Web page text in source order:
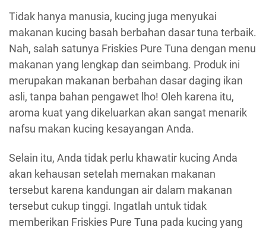
Tidak hanya manusia, kucing juga menyukai
makanan kucing basah berbahan dasar tuna terbaik.
Nah, salah satunya Friskies Pure Tuna dengan menu
makanan yang lengkap dan seimbang. Produk ini
merupakan makanan berbahan dasar daging ikan
asli, tanpa bahan pengawet lho! Oleh karena itu,
aroma kuat yang dikeluarkan akan sangat menarik
nafsu makan kucing kesayangan Anda.
Selain itu, Anda tidak perlu khawatir kucing Anda
akan kehausan setelah memakan makanan
tersebut karena kandungan air dalam makanan
tersebut cukup tinggi. Ingatlah untuk tidak
memberikan Friskies Pure Tuna pada kucing yang